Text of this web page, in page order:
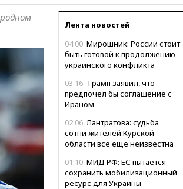
Лента новостей
04:00 Мирошник: России стоит
быть готовой к продолжению
украинского конфликта
03:16 Трамп заявил, что
предпочел бы соглашение с
Ираном
02:06 Лантратова: судьба
сотни жителей Курской
области все еще неизвестна
01:10 МИД РФ: ЕС пытается
сохранить мобилизационный
ресурс для Украины